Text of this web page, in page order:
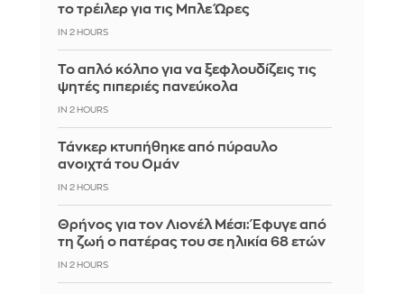
το τρέιλερ για τις Μπλε Ώρες
IN 2 HOURS
Το απλό κόλπο για να ξεφλουδίζεις τις
ψητές πιπεριές πανεύκολα
IN 2 HOURS
Τάνκερ κτυπήθηκε από πύραυλο
ανοιχτά του Ομάν
IN 2 HOURS
Θρήνος για τον Λιονέλ Μέσι: Έφυγε από
τη ζωή ο πατέρας του σε ηλικία 68 ετών
IN 2 HOURS